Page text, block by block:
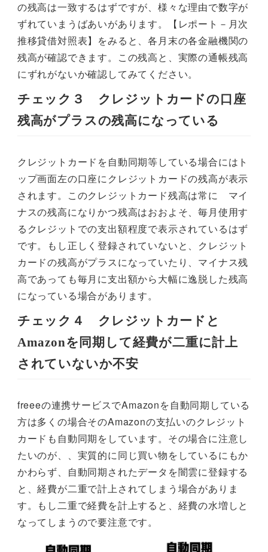
の残高は一致するはずですが、様々な理由で数字が
ずれていまうばあいがあります。【レポート－月次
推移貸借対照表】をみると、各月末の各金融機関の
残高が確認できます。この残高と、実際の通帳残高
にずれがないか確認してみてください。
チェック３ クレジットカードの口座
残高がプラスの残高になっている
クレジットカードを自動同期等している場合にはト
ップ画面左の口座にクレジットカードの残高が表示
されます。このクレジットカード残高は常に マイ
ナスの残高になりかつ残高はおおよそ、毎月使用す
るクレジットでの支出額程度で表示されているはず
です。もし正しく登録されていないと、クレジット
カードの残高がプラスになっていたり、マイナス残
高であっても毎月に支出額から大幅に逸脱した残高
になっている場合があります。
チェック４ クレジットカードと
Amazonを同期して経費が二重に計上
されていないか不安
freeeの連携サービスでAmazonを自動同期している
方は多くの場合そのAmazonの支払いのクレジット
カードも自動同期をしています。その場合に注意し
たいのが、、実質的に同じ買い物をしているにもか
かわらず、自動同期されたデータを闇雲に登録する
と、経費が二重で計上されてしまう場合がありま
す。もし二重で経費を計上すると、経費の水増しと
なってしまうので要注意です。